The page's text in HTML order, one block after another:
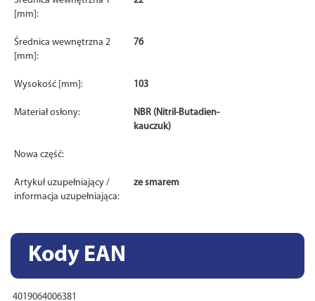
[mm]:
Średnica wewnętrzna 2
[mm]:
76
Wysokość [mm]: 103
Materiał osłony:
NBR (Nitril-Butadien-
kauczuk)
Nowa część:
Artykuł uzupełniający /
informacja uzupełniająca:
ze smarem
Kody EAN
4019064006381